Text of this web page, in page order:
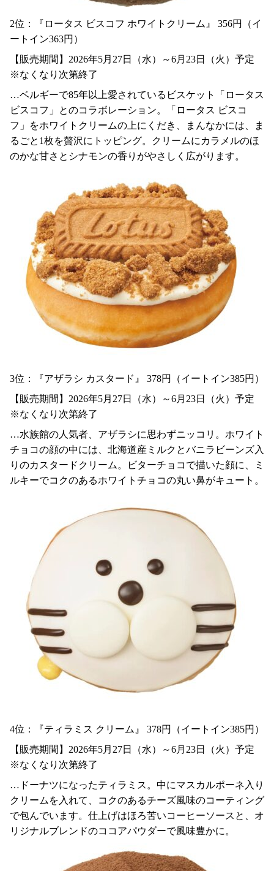
2位：『ロータス ビスコフ ホワイトクリーム』 356円（イ
ートイン363円）
【販売期間】2026年5月27日（水）～6月23日（火）予定
※なくなり次第終了
…ベルギーで85年以上愛されているビスケット「ロータス
ビスコフ」とのコラボレーション。「ロータス ビスコ
フ」をホワイトクリームの上にくだき、まんなかには、ま
るごと1枚を贅沢にトッピング。クリームにカラメルのほ
のかな甘さとシナモンの香りがやさしく広がります。
3位：『アザラシ カスタード』 378円（イートイン385円）
【販売期間】2026年5月27日（水）～6月23日（火）予定
※なくなり次第終了
…水族館の人気者、アザラシに思わずニッコリ。ホワイト
チョコの顔の中には、北海道産ミルクとバニラビーンズ入
りのカスタードクリーム。ビターチョコで描いた顔に、ミ
ルキーでコクのあるホワイトチョコの丸い鼻がキュート。
4位：『ティラミス クリーム』 378円（イートイン385円）
【販売期間】2026年5月27日（水）～6月23日（火）予定
※なくなり次第終了
…ドーナツになったティラミス。中にマスカルポーネ入り
クリームを入れて、コクのあるチーズ風味のコーティング
で包んでいます。仕上げはほろ苦いコーヒーソースと、オ
リジナルブレンドのココアパウダーで風味豊かに。